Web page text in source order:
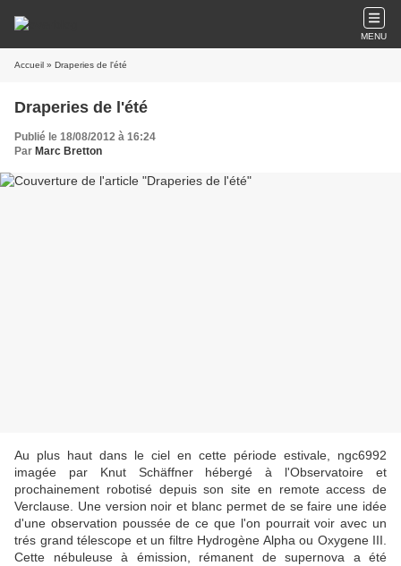
MENU
Accueil » Draperies de l'été
Draperies de l'été
Publié le 18/08/2012 à 16:24
Par Marc Bretton
Au plus haut dans le ciel en cette période estivale, ngc6992
imagée par Knut Schäffner hébergé à l'Observatoire et
prochainement robotisé depuis son site en remote access de
Verclause. Une version noir et blanc permet de se faire une idée
d'une observation poussée de ce que l'on pourrait voir avec un
trés grand télescope et un filtre Hydrogène Alpha ou Oxygene III.
Cette nébuleuse à émission, rémanent de supernova a été